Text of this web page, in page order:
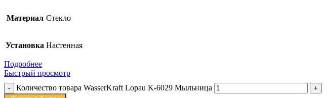
Материал Стекло
Установка Настенная
Подробнее
Быстрый просмотр
Количество товара WasserKraft Lopau K-6029 Мыльница